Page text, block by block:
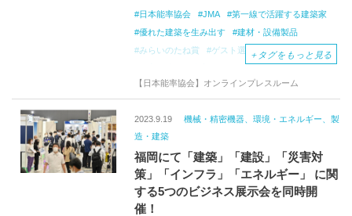
日本能率協会 JMA
第一線で活躍する建築家
優れた建築を生み出す
建材・設備製品
みらいのたね賞
ゲスト選考賞
Home＆Building
Show
＋ タグをもっと見る
【日本能率協会】オンラインプレスルーム
2023.9.19
機械・精密機器、環境・エネルギー、製
造・建築
福岡にて「建築」「建設」「災害対
策」「インフラ」「エネルギー」 に関
する5つのビジネス展示会を同時開
催！